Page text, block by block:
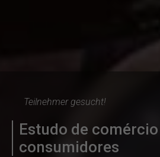
Teilnehmer gesucht!
Estudo de
consumidores